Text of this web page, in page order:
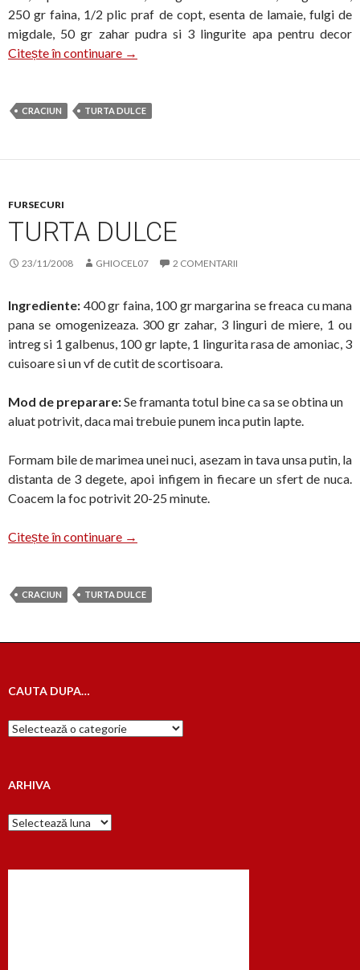
250 gr faina, 1/2 plic praf de copt, esenta de lamaie, fulgi de
migdale, 50 gr zahar pudra si 3 lingurite apa pentru decor
Citește în continuare Turta dulce berlineza
→
CRACIUN TURTA DULCE
FURSECURI
TURTA DULCE
23/11/2008 GHIOCEL07 2 COMENTARII
Ingrediente: 400 gr faina, 100 gr margarina se freaca cu mana
pana se omogenizeaza. 300 gr zahar, 3 linguri de miere, 1 ou
intreg si 1 galbenus, 100 gr lapte, 1 lingurita rasa de amoniac, 3
cuisoare si un vf de cutit de scortisoara.
Mod de preparare:Se framanta totul bine ca sa se obtina un
aluat potrivit, daca mai trebuie punem inca putin lapte.
Formam bile de marimea unei nuci, asezam in tava unsa putin, la
distanta de 3 degete, apoi infigem in fiecare un sfert de nuca.
Coacem la foc potrivit 20-25 minute.
Citește în continuare Turta dulce
→
CRACIUN TURTA DULCE
CAUTA DUPA…
Cauta
dupa…
ARHIVA
Arhiva